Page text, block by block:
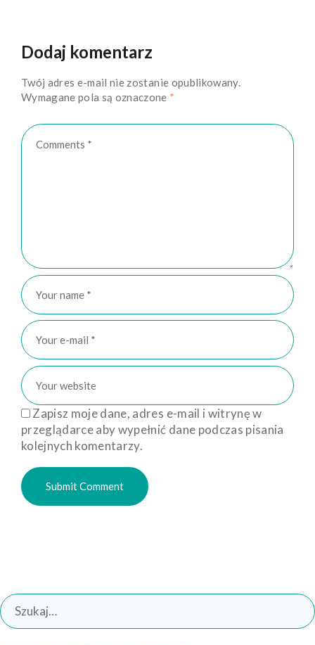
Dodaj komentarz
Twój adres e-mail nie zostanie opublikowany.
Wymagane pola są oznaczone *
Zapisz moje dane, adres e-mail i witrynę w
przeglądarce aby wypełnić dane podczas pisania
kolejnych komentarzy.
Search
for: